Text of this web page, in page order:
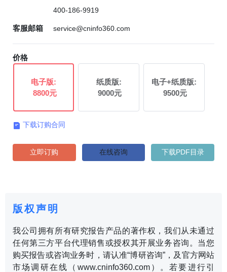
400-186-9919
客服邮箱 service@cninfo360.com
价格
电子版:
8800元
纸质版:
9000元
电子+纸质版:
9500元
 下载订购合同
立即订购 在线咨询 下载PDF目录
版权声明
我公司拥有所有研究报告产品的著作权，我们从未通过
任何第三方平台代理销售或授权其开展业务咨询。当您
购买报告或咨询业务时，请认准“博研咨询”，及官方网站
市场调研在线（www.cninfo360.com）。若要进行引